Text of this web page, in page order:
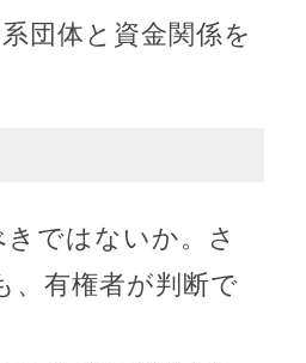
団体と資金関係を
ではないか。さ
、有権者が判断で